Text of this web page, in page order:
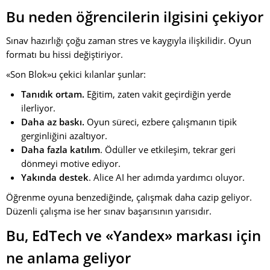
Bu neden öğrencilerin ilgisini çekiyor
Sınav hazırlığı çoğu zaman stres ve kaygıyla ilişkilidir. Oyun
formatı bu hissi değiştiriyor.
«Son Blok»u çekici kılanlar şunlar:
Tanıdık ortam. Eğitim, zaten vakit geçirdiğin yerde
ilerliyor.
Daha az baskı. Oyun süreci, ezbere çalışmanın tipik
gerginliğini azaltıyor.
Daha fazla katılım. Ödüller ve etkileşim, tekrar geri
dönmeyi motive ediyor.
Yakında destek. Alice AI her adımda yardımcı oluyor.
Öğrenme oyuna benzediğinde, çalışmak daha cazip geliyor.
Düzenli çalışma ise her sınav başarısının yarısıdır.
Bu, EdTech ve «Yandex» markası için
ne anlama geliyor